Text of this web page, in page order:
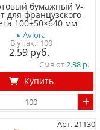
бумажный V-
для французского
100+50×640 мм
▸ Aviora
100
2.59
Смв от2.38
Купить
Арт. 21130